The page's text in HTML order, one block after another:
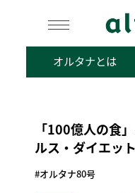
検
オルタナとは
「100億人の食
ルス・ダイエッ
#オルタナ80号